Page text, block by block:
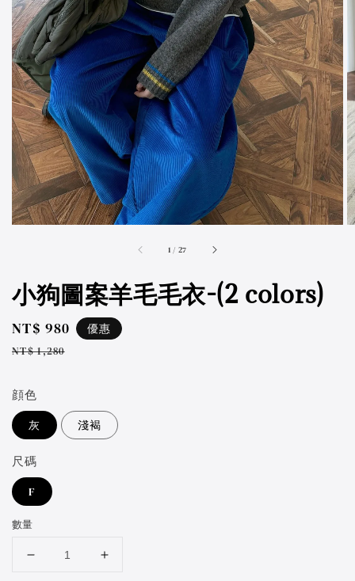
1 / accessibility.of
27
小狗圖案羊毛毛衣-(2 colors)
Sale
price
NT$ 980
Regular
NT$ 1,280
優惠
顔色
灰 淺褐
尺碼
F
數量